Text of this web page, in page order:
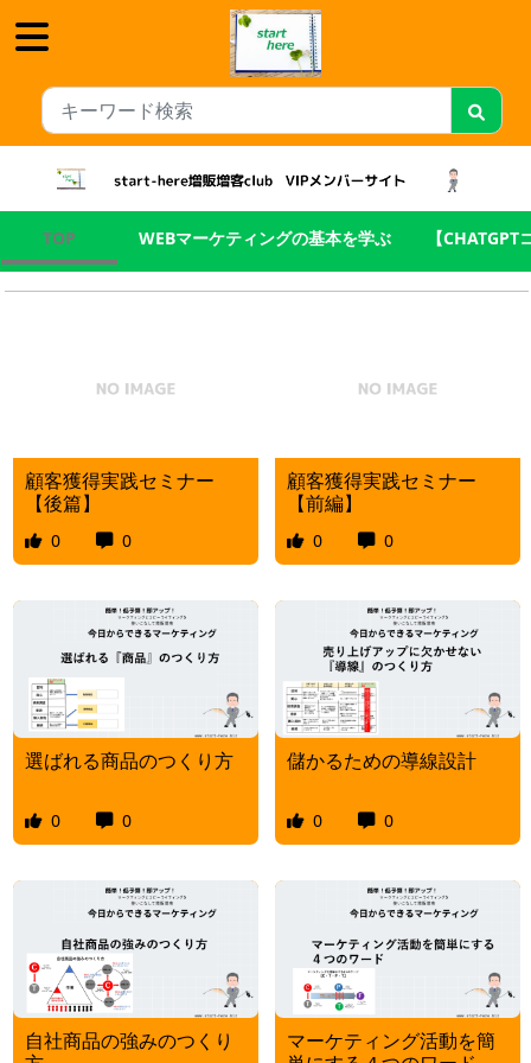
TOP WEBマーケティングの基本を学ぶ 【
顧客獲得実践セミナー
【後篇】
0 0
顧客獲得実践セミナー
【前編】
0 0
選ばれる商品のつくり方
0 0
儲かるための導線設計
0 0
自社商品の強みのつくり
マーケティング活動を簡